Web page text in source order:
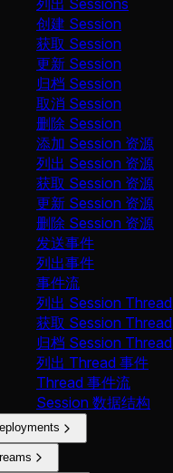
列出 Sessions
创建 Session
获取 Session
更新 Session
归档 Session
取消 Session
删除 Session
添加 Session 资源
列出 Session 资源
获取 Session 资源
更新 Session 资源
删除 Session 资源
发送事件
列出事件
事件流
列出 Session Thread
获取 Session Thread
归档 Session Thread
列出 Thread 事件
Thread 事件流
Session 数据结构